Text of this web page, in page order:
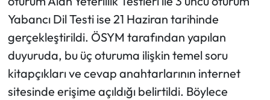
Yabancı Dil Testi ise 21 Haziran tarihinde
gerçekleştirildi. ÖSYM tarafından yapılan
duyuruda, bu üç oturuma ilişkin temel soru
kitapçıkları ve cevap anahtarlarının internet
sitesinde erişime açıldığı belirtildi. Böylece